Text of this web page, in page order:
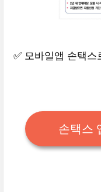
✅ 모바일앱 손택
손택스